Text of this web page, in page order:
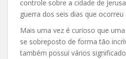
controle sobre a cidade de
guerra dos seis dias que ocorreu
Mais uma vez é curioso que
se sobreposto de forma tão
também possui vários